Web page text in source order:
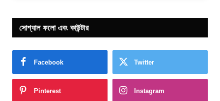
সোশ্যাল ফলো এবং কাউন্টার
Facebook Twitter
Pinterest Instagram